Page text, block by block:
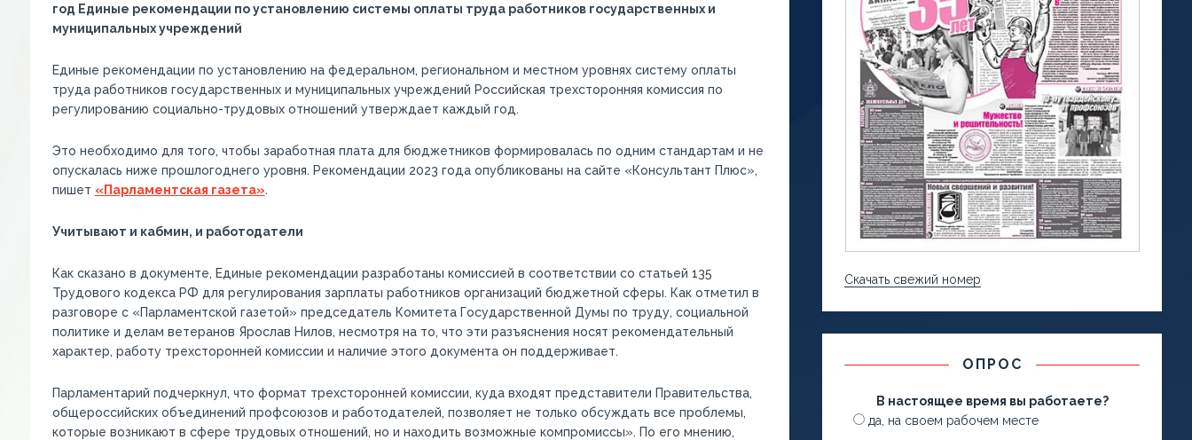
год Единые рекомендации по установлению системы оплаты труда работников государственных и
муниципальных учреждений
Единые рекомендации по установлению на федеральном, региональном и местном уровнях систему оплаты
труда работников государственных и муниципальных учреждений Российская трехсторонняя комиссия по
регулированию социально-трудовых отношений утверждает каждый год.
Это необходимо для того, чтобы заработная плата для бюджетников формировалась по одним стандартам и не
опускалась ниже прошлогоднего уровня. Рекомендации 2023 года опубликованы на сайте «Консультант Плюс»,
пишет «Парламентская газета».
Учитывают и кабмин, и работодатели
Как сказано в документе, Единые рекомендации разработаны комиссией в соответствии со статьей 135
Трудового кодекса РФ для регулирования зарплаты работников организаций бюджетной сферы. Как отметил в
разговоре с «Парламентской газетой» председатель Комитета Государственной Думы по труду, социальной
политике и делам ветеранов Ярослав Нилов, несмотря на то, что эти разъяснения носят рекомендательный
характер, работу трехсторонней комиссии и наличие этого документа он поддерживает.
Парламентарий подчеркнул, что формат трехсторонней комиссии, куда входят представители Правительства,
общероссийских объединений профсоюзов и работодателей, позволяет не только обсуждать все проблемы,
которые возникают в сфере трудовых отношений, но и находить возможные компромиссы». По его мнению,
Скачать свежий номер
ОПРОС
В настоящее время вы работаете?
да, на своем рабочем месте